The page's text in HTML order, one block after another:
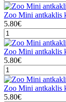
Zoo Mini antkaklis
5.80€
Zoo Mini antkaklis
5.80€
Zoo Mini antkaklis
5.80€